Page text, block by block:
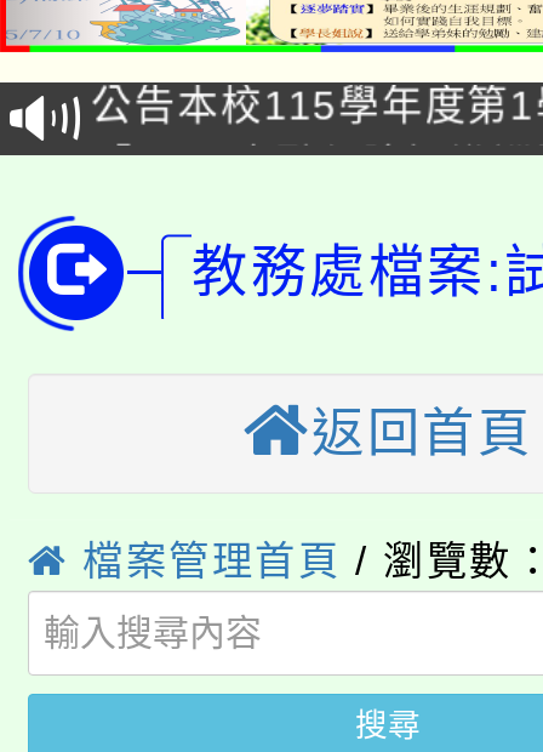
淨零綠領人才培育課程
公告本校115學年度第
代理(課)教師甄選結果(
「2026金融保險知識
車」活動
生本土語及新住民語歌
公告本校115學年度第
公告本校115學年度第
代理(課)教師甄選結果
轉知中國文化大學推廣
《TA101》溝通分析基
程，歡迎學生輔導中心
心理、諮商輔導、社會
系所師生報名參加。
轉知苗栗縣政府辦理
門員」簡章及活動海報
踴躍報名參加。
要點
「桃園市補助參觀特色
展演活動實施計畫」
淨零綠領人才培育課程
公告本校115學年度第
教務處檔案:
返回首頁
檔案管理首頁 / 瀏覽數
搜尋